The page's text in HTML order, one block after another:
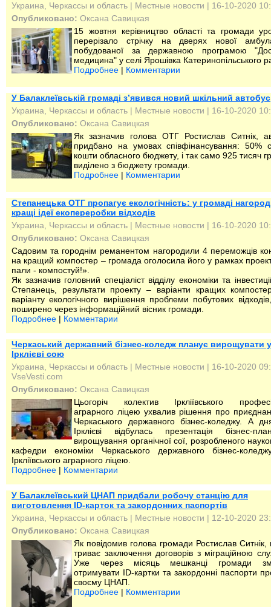
Украина, Черкассы и область | Местные новости | 16-10-2020
Опубликовано: Оксана Савицкая
15 жовтня керівництво області та громади
перерізало стрічку на дверях нової
побудованої за державною програмою
медицина" у селі Ярошівка Катеринопільського
Подробнее | Комментарии
У Балаклеївській громаді з’явився новий шкільний автобус
Украина, Черкассы и область | Местные новости | 16-10-2020
Опубликовано: Оксана Савицкая
Як зазначив голова ОТГ Ростислав Ситнік,
придбано на умовах співфінансування: 50%
кошти обласного бюджету, і так само 925 тисяч
виділено з бюджету громади.
Подробнее | Комментарии
Степанецька ОТГ пропагує екологічність: у громаді
кращі ідеї екопереробки відходів
Украина, Черкассы и область | Местные новости | 16-10-2020
Опубликовано: Оксана Савицкая
Садовим та городнім реманентом нагородили 4 переможців
на кращий компостер – громада оголосила його у рамках
пали - компостуй!».
Як зазначив головний спеціаліст відділу економіки та
Степанець, результати проекту – варіанти кращих
варіанту екологічного вирішення проблеми побутових
поширено через інформаційний вісник громади.
Подробнее | Комментарии
Черкаський державний бізнес-коледж планує вирощувати у
Ірклієві сою
Украина, Черкассы и область | Местные новости | 16-10-2020
VseVesti.com
Опубликовано: Оксана Савицкая
Цьогоріч колектив Іркліївського
аграрного ліцею ухвалив рішення про
Черкаського державного бізнес-коледжу. А
Ірклієві відбулась презентація бізнес-
вирощування органічної сої, розробленого
кафедри економіки Черкаського державного бізнес-
Іркліївського аграрного ліцею.
Подробнее | Комментарии
У Балаклеївський ЦНАП придбали робочу станцію для
виготовлення ID-карток та закордонних паспортів
Украина, Черкассы и область | Местные новости | 12-10-2020
Опубликовано: Оксана Савицкая
Як повідомив голова громади Ростислав Ситнік,
триває заключення договорів з міграційною
Уже через місяць мешканці громади
отримувати ID-картки та закордонні паспорти
своєму ЦНАП.
Подробнее | Комментарии